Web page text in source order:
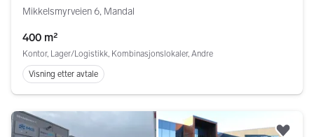
Mikkelsmyrveien 6, Mandal
400 m²
Kontor, Lager/Logistikk, Kombinasjonslokaler, Andre
Visning etter avtale